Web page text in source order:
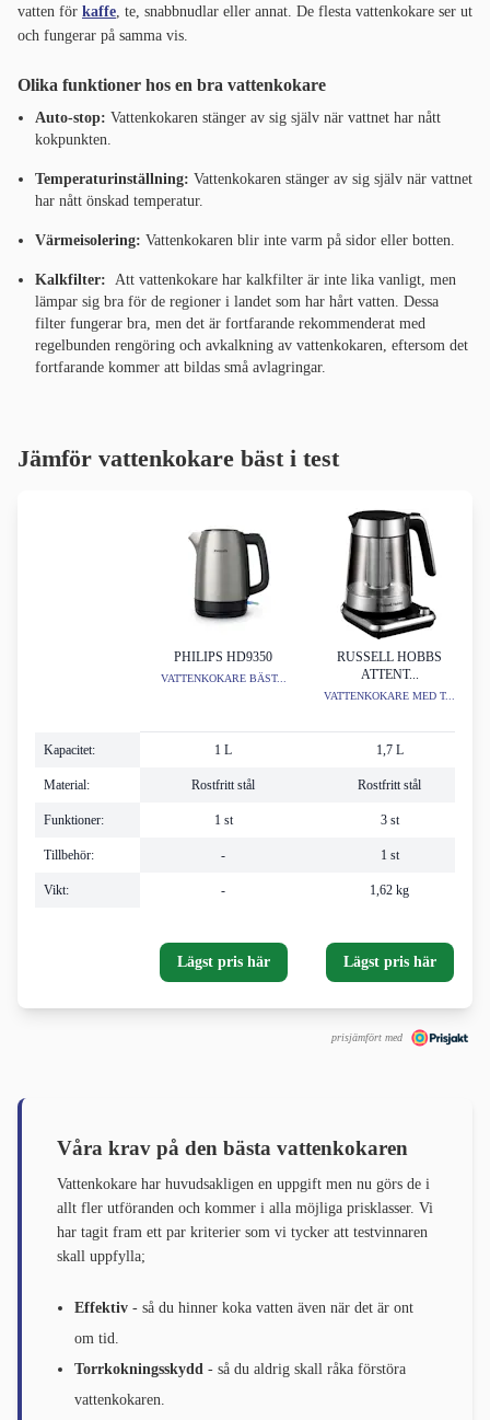
vatten för kaffe , te, snabbnudlar eller annat. De flesta vattenkokare ser ut
och fungerar på samma vis.
Olika funktioner hos en bra vattenkokare
Auto-stop: Vattenkokaren stänger av sig själv när vattnet har nått
kokpunkten.
Temperaturinställning: Vattenkokaren stänger av sig själv när vattnet
har nått önskad temperatur.
Värmeisolering: Vattenkokaren blir inte varm på sidor eller botten.
Kalkfilter: Att vattenkokare har kalkfilter är inte lika vanligt, men
lämpar sig bra för de regioner i landet som har hårt vatten. Dessa
filter fungerar bra, men det är fortfarande rekommenderat med
regelbunden rengöring och avkalkning av vattenkokaren, eftersom det
fortfarande kommer att bildas små avlagringar.
Jämför vattenkokare bäst i test
Kapacitet:
Material:
Funktioner:
Tillbehör:
Vikt:
PHILIPS HD9350
VATTENKOKARE BÄST...
1 L
Rostfritt stål
1 st
-
-
Lägst pris här
RUSSELL HOBBS
ATTENT...
VATTENKOKARE MED T...
1,7 L
Rostfritt stål
3 st
1 st
1,62 kg
Lägst pris här
prisjämfört med
Våra krav på den bästa vattenkokaren
Vattenkokare har huvudsakligen en uppgift men nu görs de i
allt fler utföranden och kommer i alla möjliga prisklasser. Vi
har tagit fram ett par kriterier som vi tycker att testvinnaren
skall uppfylla;
Effektiv - så du hinner koka vatten även när det är ont
om tid.
Torrkokningsskydd - så du aldrig skall råka förstöra
vattenkokaren.